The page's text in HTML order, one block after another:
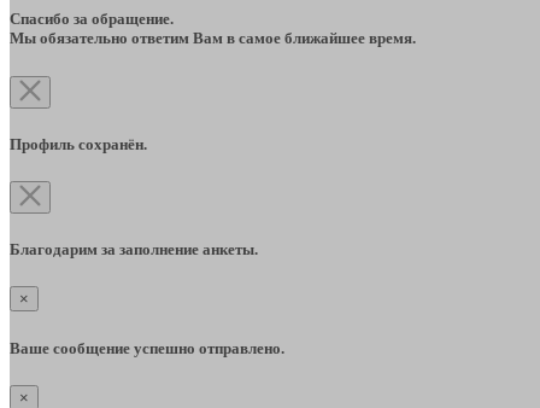
Спасибо за обращение.
Мы обязательно ответим Вам в самое ближайшее время.
Профиль сохранён.
Благодарим за заполнение анкеты.
×
Ваше сообщение успешно отправлено.
×